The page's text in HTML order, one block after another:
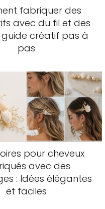
fabriquer des
avec du fil et des
guide créatif pas à
pas
pour cheveux
avec des
: Idées élégantes
et faciles